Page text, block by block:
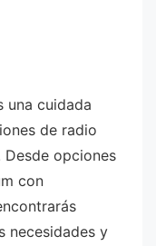
una cuidada
de radio
Desde opciones
con
necesidades y